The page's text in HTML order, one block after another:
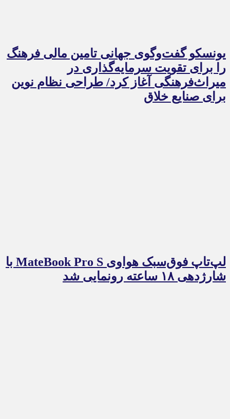
یونسکو گفت‌وگوی جهانی تامین مالی فرهنگ
را برای تقویت سرمایه‌گذاری در
میراث‌فرهنگی آغاز کرد/ طراحی نظام نوین
برای صنایع خلاق
لپ‌تاپ فوق‌سبک هواوی MateBook Pro S با
شارژدهی ۱۸ ساعته رونمایی شد